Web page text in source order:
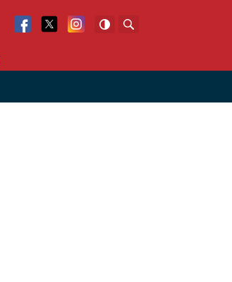
Facebook
Twitter Facebook